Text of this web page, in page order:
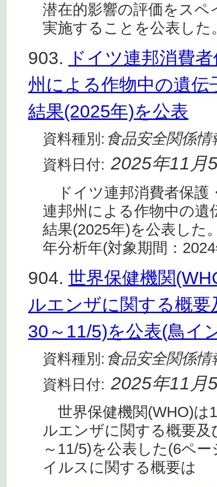
潜在的影響の評価をス
実施することを公表し
903.
ドイツ連邦消費
州による作物中の遺
結果(2025年)を公表
資料種別: 食品安全関係情
資料日付: 2025年11月
ドイツ連邦消費者保護
連邦州による作物中の
結果(2025年)を公表し
年分析年(対象期間：
904. 世界保健機関
ルエンザに関する概
30～11/5)を公表(鳥イ
資料種別: 食品安全関係情
資料日付: 2025年11月
世界保健機関(WHO)は
ルエンザに関する概要
～11/5)を公表した(6ペ
イルスに関する概要は